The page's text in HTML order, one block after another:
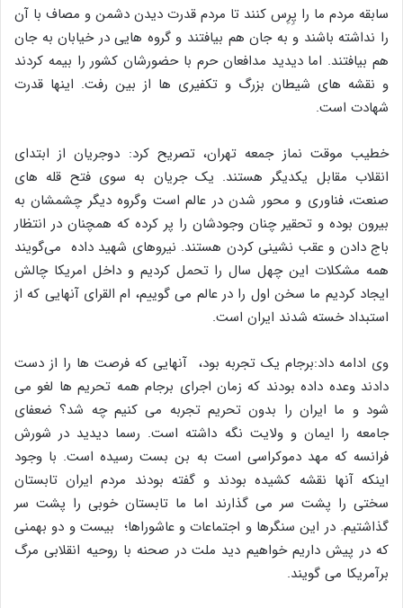
سابقه مردم ما را پِرِس کنند تا مردم قدرت دیدن دشمن و مصاف با آن
را نداشته باشند و به جان هم بیافتند و گروه هایی در خیابان به جان
هم بیافتند. اما دیدید مدافعان حرم با حضورشان کشور را بیمه کردند
و نقشه های شیطان بزرگ و تکفیری ها از بین رفت. اینها قدرت
شهادت است.
خطیب موقت نماز جمعه تهران، تصریح کرد: دوجریان از ابتدای
انقلاب مقابل یکدیگر هستند. یک جریان به سوی فتح قله های
صنعت، فناوری و محور شدن در عالم است وگروه دیگر چشمشان به
بیرون بوده و تحقیر چنان وجودشان را پر کرده که همچنان در انتظار
باج دادن و عقب نشینی کردن هستند. نیروهای شهید داده می‌گویند
همه مشکلات این چهل سال را تحمل کردیم و داخل امریکا چالش
ایجاد کردیم ما سخن اول را در عالم می گوییم، ام القرای آنهایی که از
استبداد خسته شدند ایران است.
وی ادامه داد:برجام یک تجربه بود، آنهایی که فرصت ها را از دست
دادند وعده داده بودند که زمان اجرای برجام همه تحریم ها لغو می
شود و ما ایران را بدون تحریم تجربه می کنیم چه شد؟ ضعفای
جامعه را ایمان و ولایت نگه داشته است. رسما دیدید در شورش
فرانسه که مهد دموکراسی است به بن بست رسیده است. با وجود
اینکه آنها نقشه کشیده بودند و گفته بودند مردم ایران تابستان
سختی را پشت سر می گذارند اما ما تابستان خوبی را پشت سر
گذاشتیم. در این سنگرها و اجتماعات و عاشوراها؛ بیست و دو بهمنی
که در پیش داریم خواهیم دید ملت در صحنه با روحیه انقلابی مرگ
برآمریکا می گویند.